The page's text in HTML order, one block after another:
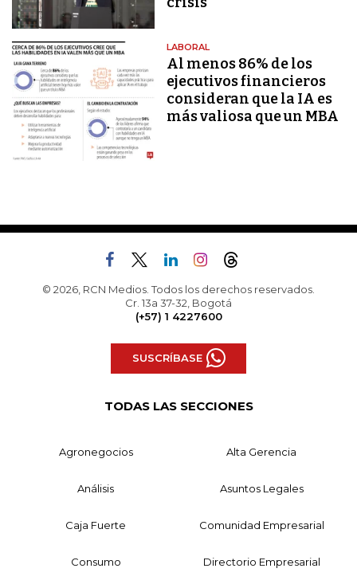
LABORAL
Al menos 86% de los
ejecutivos financieros
consideran que la IA es
más valiosa que un MBA
© 2026, RCN Medios. Todos los derechos reservados.
Cr. 13a 37-32, Bogotá
(+57) 1 4227600
SUSCRÍBASE
TODAS LAS SECCIONES
Agronegocios Alta Gerencia
Análisis Asuntos Legales
Caja Fuerte Comunidad Empresarial
Consumo Directorio Empresarial